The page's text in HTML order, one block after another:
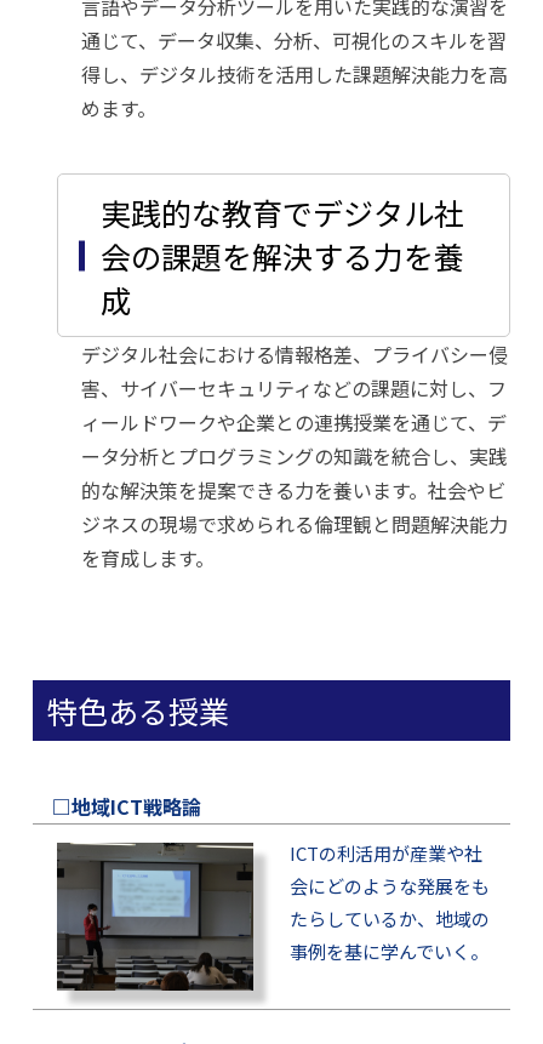
言語やデータ分析ツールを用いた実践的な演習を
通じて、データ収集、分析、可視化のスキルを習
得し、デジタル技術を活用した課題解決能力を高
めます。
実践的な教育でデジタル社
会の課題を解決する力を養
成
デジタル社会における情報格差、プライバシー侵
害、サイバーセキュリティなどの課題に対し、フ
ィールドワークや企業との連携授業を通じて、デ
ータ分析とプログラミングの知識を統合し、実践
的な解決策を提案できる力を養います。社会やビ
ジネスの現場で求められる倫理観と問題解決能力
を育成します。
特色ある授業
□地域ICT戦略論
ICTの利活用が産業や社
会にどのような発展をも
たらしているか、地域の
事例を基に学んでいく。